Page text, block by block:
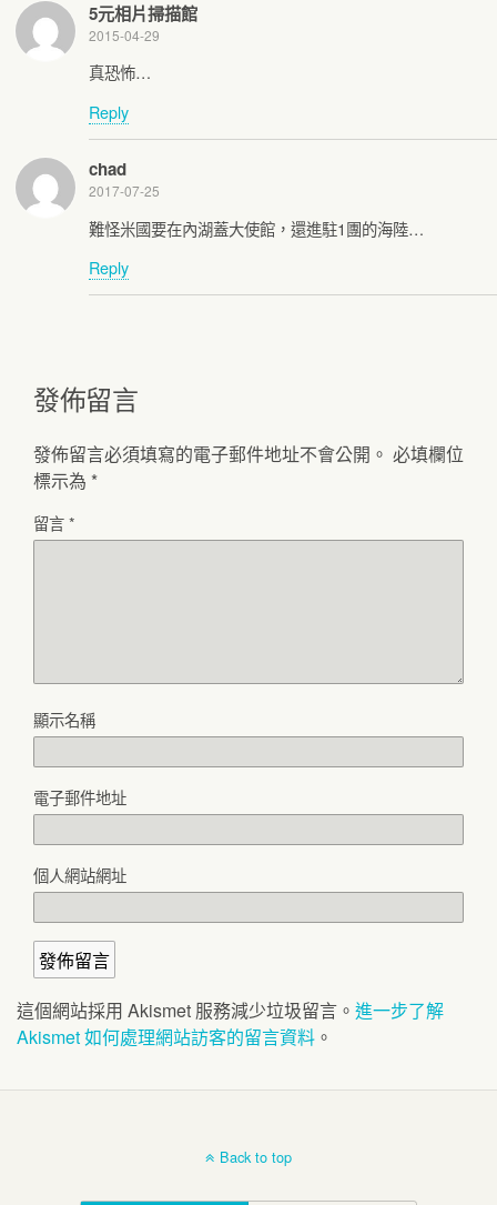
5元相片掃描館
2015-04-29
真恐怖…
Reply
chad
2017-07-25
難怪米國要在內湖蓋大使館，還進駐1團的海陸…
Reply
發佈留言
發佈留言必須填寫的電子郵件地址不會公開。 必填欄位
標示為 *
留言*
顯示名稱
電子郵件地址
個人網站網址
這個網站採用 Akismet 服務減少垃圾留言。 進一步了解
Akismet 如何處理網站訪客的留言資料 。
Back to top